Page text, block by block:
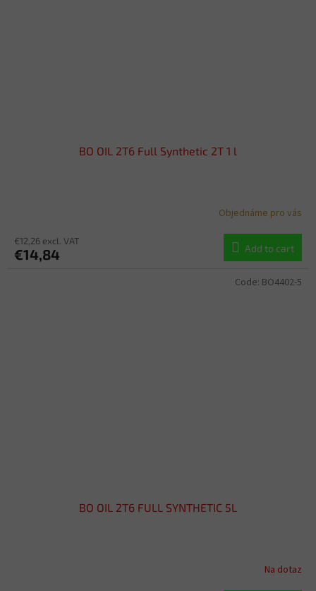
BO OIL 2T6 Full Synthetic 2T 1 l
Objednáme pro vás
€12,26 excl. VAT
€14,84 Add to cart
BO OIL 2T6 FULL SYNTHETIC 5L
Na dotaz
Code: BO4402-5